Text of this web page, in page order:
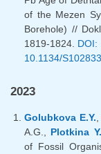
of the Mezen
Borehole) //
1819-1824. DOI:
10.1134/
2023
Golubkova E.Y.
A.G., Plotkina
of Fossil